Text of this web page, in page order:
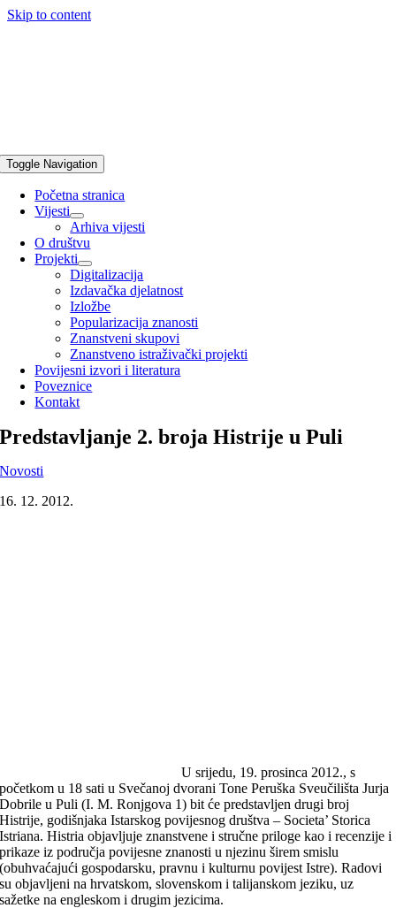
Skip to content
Toggle Navigation
Početna stranica
Vijesti
Arhiva vijesti
O društvu
Projekti
Digitalizacija
Izdavačka djelatnost
Izložbe
Popularizacija znanosti
Znanstveni skupovi
Znanstveno istraživački projekti
Povijesni izvori i literatura
Poveznice
Kontakt
Predstavljanje 2. broja Histrije u Puli
Novosti
16. 12. 2012.
U srijedu, 19. prosinca 2012., s
početkom u 18 sati u Svečanoj dvorani Tone Peruška Sveučilišta Jurja
Dobrile u Puli (I. M. Ronjgova 1) bit će predstavljen drugi broj
Histrije, godišnjaka Istarskog povijesnog društva – Societa’ Storica
Istriana. Histria objavljuje znanstvene i stručne priloge kao i recenzije i
prikaze iz područja povijesne znanosti u njezinu širem smislu
(obuhvaćajući gospodarsku, pravnu i kulturnu povijest Istre). Radovi
su objavljeni na hrvatskom, slovenskom i talijanskom jeziku, uz
sažetke na engleskom i drugim jezicima.